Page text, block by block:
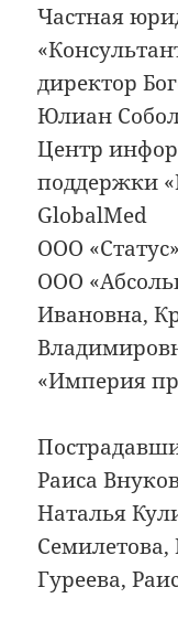
Частная
директор
Юлиан
Центр
поддержки
GlobalMed
ООО «Статус»
ООО
Ивановна,
«Империя
Раиса
Наталья
Гуреева,